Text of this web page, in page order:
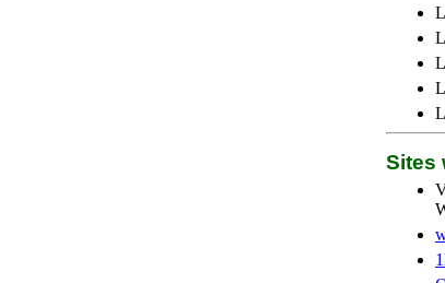
Sites